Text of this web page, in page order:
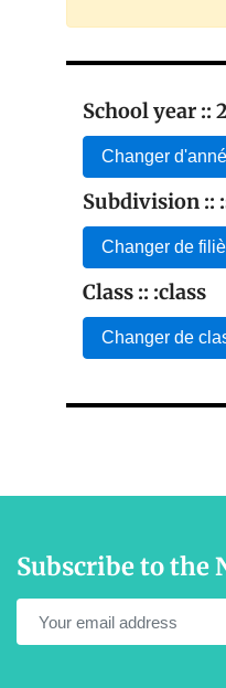
School year ::
Changer
Subdivision ::
Changer de
Class :: :class
Changer de
Subscribe to the